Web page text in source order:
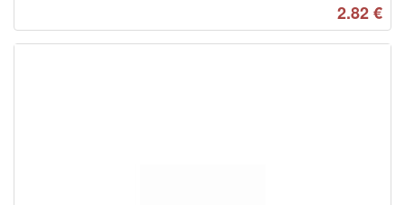
2.82€